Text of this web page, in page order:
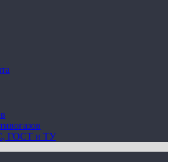
ТС, ГОСТ и ТУ
ГОСТ и ТУ